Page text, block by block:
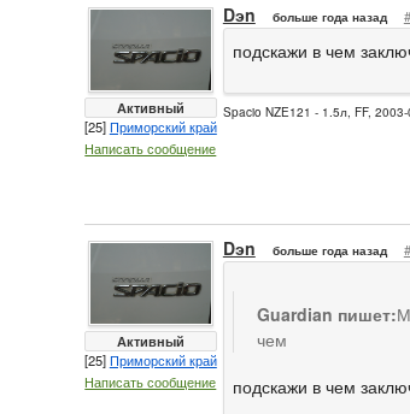
Активный
[25]Приморский край
Написать сообщение
Dэn больше года назад
подскажи в чем
Spacio NZE121 - 1.5л, FF,
Активный
[25]Приморский край
Написать сообщение
Dэn больше года назад
Guardian пишет:
чем
подскажи в чем